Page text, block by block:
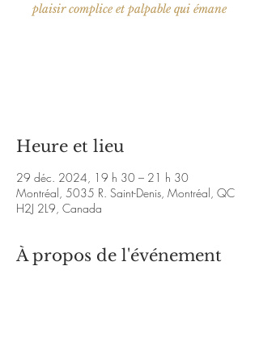
plaisir complice et palpable qui émane
Heure et lieu
29 déc. 2024, 19 h 30 – 21 h 30
Montréal, 5035 R. Saint-Denis, Montréal, QC
H2J 2L9, Canada
À propos de l'événement